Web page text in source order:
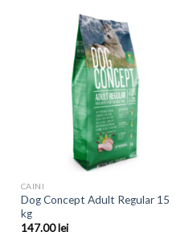
CAINI
Dog Concept Adult Regular 15
kg
147.00lei